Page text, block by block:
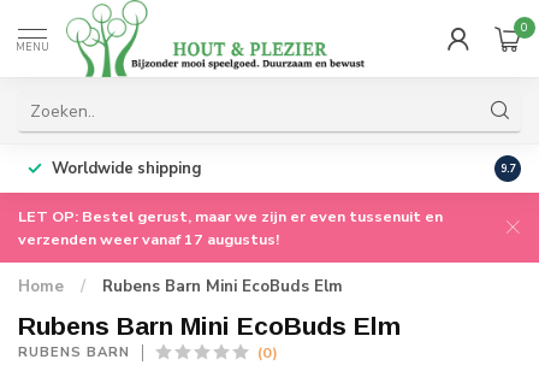
MENU
0
Worldwide shipping 9.7
LET OP: Bestel gerust, maar we zijn er even tussenuit en
verzenden weer vanaf 17 augustus!
Home / Rubens Barn Mini EcoBuds Elm
Rubens Barn Mini EcoBuds Elm
RUBENS BARN (0)